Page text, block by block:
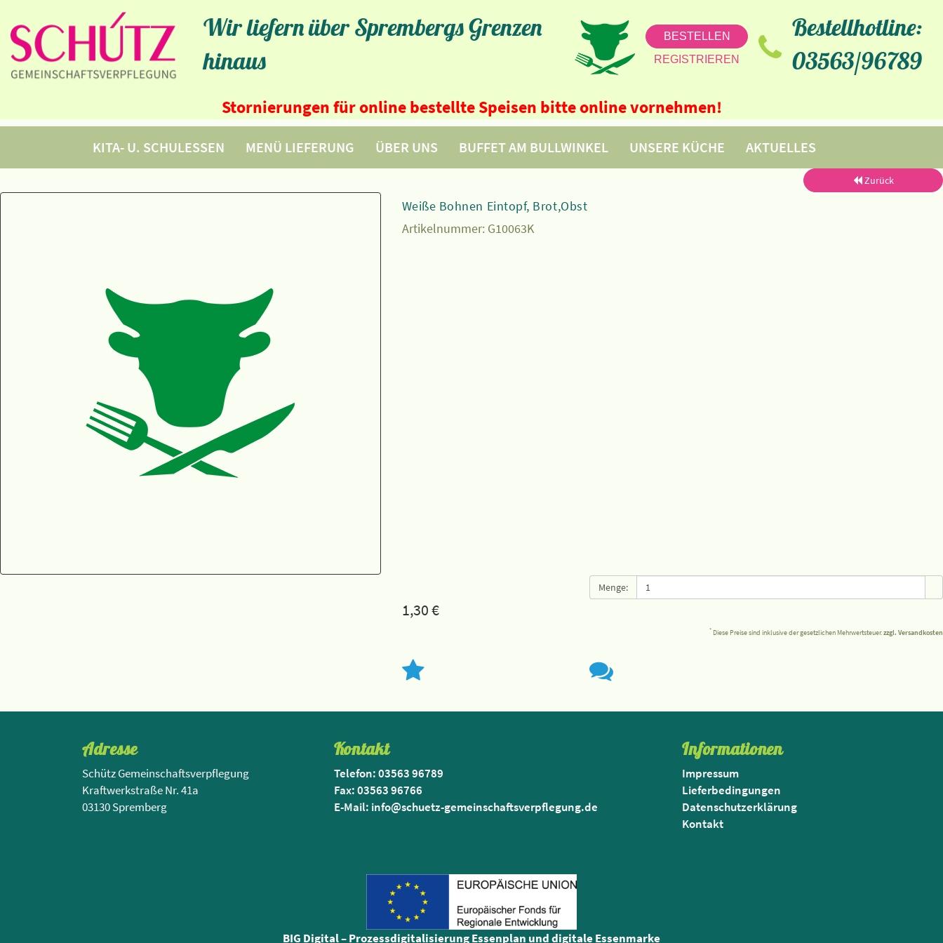
Wir liefern über Sprembergs Grenzen
hinaus
BESTELLEN
REGISTRIEREN
Bestellhotline:
03563/96789
Stornierungen für online bestellte Speisen bitte online vornehmen!
KITA- U. SCHULESSEN MENÜ LIEFERUNG ÜBER UNS BUFFET AM BULLWINKEL UNSERE KÜCHE AKTUELLES
Zurück
Weiße Bohnen Eintopf, Brot,Obst
Artikelnummer: G10063K
Menge:
1,30€
* Diese Preise sind inklusive der gesetzlichen Mehrwertsteuer.zzgl. Versandkosten
Adresse
Schütz Gemeinschaftsverpflegung
Kraftwerkstraße Nr. 41a
03130 Spremberg
Kontakt
Telefon: 03563 96789
Fax: 03563 96766
E-Mail: info@schuetz-gemeinschaftsverpflegung.de
Informationen
Impressum
Lieferbedingungen
Datenschutzerklärung
Kontakt
BIG Digital – Prozessdigitalisierung Essenplan und digitale Essenmarke